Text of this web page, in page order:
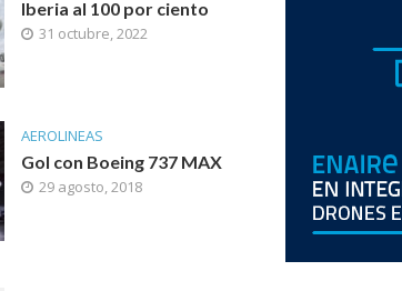
Iberia al 100 por ciento
31 octubre, 2022
AEROLINEAS
Gol con Boeing 737 MAX
29 agosto, 2018